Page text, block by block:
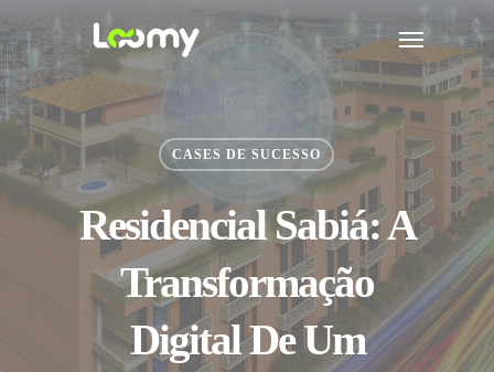
to
main
content
Menu
CASES DE SUCESSO
Residencial Sabiá: A
Transformação
Digital De Um